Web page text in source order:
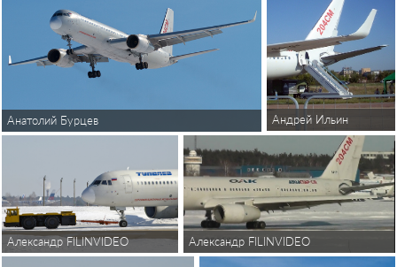
Анатолий Бурцев Андрей Ильин
Александр FILINVIDEO Александр FILINVIDEO